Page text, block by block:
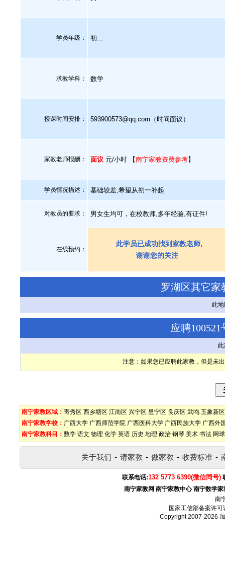
学员年级： 初二
求教学科： 数学
授课时间安排： 593900573@qq.com（时间面议）
家教老师报酬： 面议 元/小时 【南宁家教资费参考】
学员情况描述： 基础较差,希望从初一补起
对教员的要求： 男女生均可，在校教师,多年经验,有证件!
在线预约：
此学员已成功找到家教老师,
谢谢您的关注
罗湖区其它家
此
应聘
注意：如果您已应聘此家教，但是未
南宁家教区域： 靑秀区 西乡塘区 江南区 兴宁区 邕宁区 良庆区 武鸣 五象新区
南宁家教学校： 广西大学 广西师范学院 广西医科大学 广西民族大学 广西外
南宁家教科目： 数学 语文 物理 化学 英语 历史 地理 政治 钢琴 美术 书法 网球
关于我们 - 请家教 - 做家教 - 收费标准 -
联系电话:132 5773 6390(微信同号)
南宁家教网 南宁家教中心 南宁数学家
南
国家工信部备案许可
Copyright 2007-2026